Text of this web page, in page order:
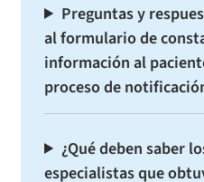
Preguntas y
al formulario de
información al
proceso de
¿Qué deben saber
especialistas que